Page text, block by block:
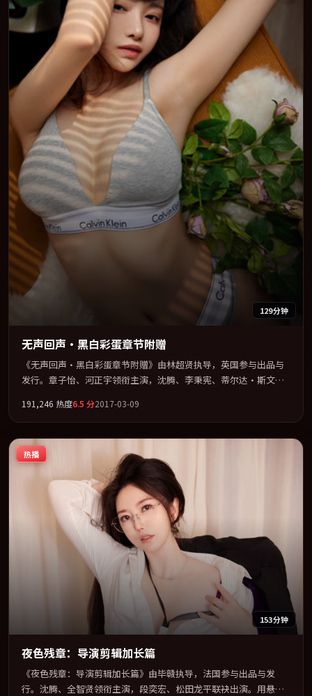
129分钟
无声回声·黑白彩蛋章节附赠
《无声回声·黑白彩蛋章节附赠》由林超贤执导，英国参与出品与
发行。章子怡、河正宇领衔主演，沈腾、李秉宪、蒂尔达·斯文
以「奇幻」类型为骨架，在叙事、表演与视听上力求统一。定于
2017-09-27 在内地院线及主流平台同步亮相，2017 年度话题片中口
碑稳健，适合喜欢强情节与人物弧光的观众完整观看。
191,246 热度6.5 分2017-03-09
热播
153分钟
夜色残章：导演剪辑加长篇
《夜色残章：导演剪辑加长篇》由毕赣执导，法国参与出品与发
行。沈腾、全智贤领衔主演，段奕宏、松田龙平联袂出演。用悬疑